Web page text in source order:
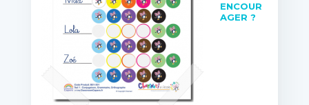
ENCOUR
AGER ?